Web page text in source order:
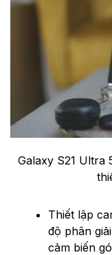
Galaxy S21 Ultra
Thiết lập
độ phân
cảm biến